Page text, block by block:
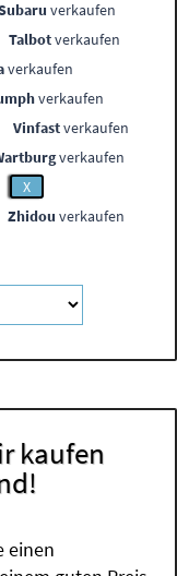
verkaufen
Talbotverkaufen
verkaufen
verkaufen
Vinfastverkaufen
verkaufen
X
Zhidou verkaufen
kaufen
einen